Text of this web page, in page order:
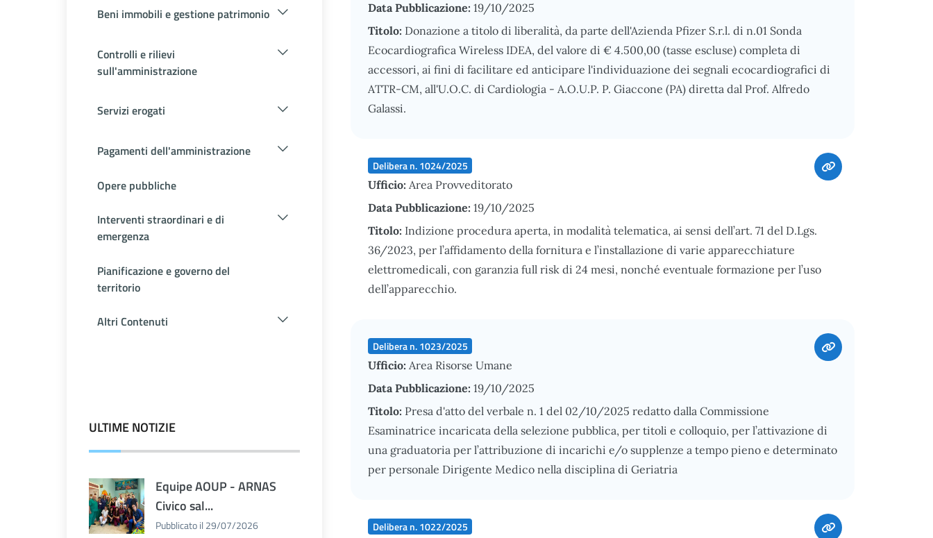
Beni immobili e gestione patrimonio
Controlli e rilievi
sull'amministrazione
Servizi erogati
Pagamenti dell'amministrazione
Opere pubbliche
Interventi straordinari e di
emergenza
Pianificazione e governo del
territorio
Altri Contenuti
ULTIME NOTIZIE
Equipe AOUP - ARNAS
Civico sal...
Pubblicato il 29/07/2026
Data Pubblicazione: 19/10/2025
Titolo: Donazione a titolo di liberalità, da parte dell'Azienda Pfizer S.r.l. di n.01 Sonda
Ecocardiografica Wireless IDEA, del valore di € 4.500,00 (tasse escluse) completa di
accessori, ai fini di facilitare ed anticipare l'individuazione dei segnali ecocardiografici di
ATTR-CM, all'U.O.C. di Cardiologia - A.O.U.P. P. Giaccone (PA) diretta dal Prof. Alfredo
Galassi.
Delibera n. 1024/2025
Ufficio: Area Provveditorato
Data Pubblicazione: 19/10/2025
Titolo: Indizione procedura aperta, in modalità telematica, ai sensi dell’art. 71 del D.Lgs.
36/2023, per l’affidamento della fornitura e l’installazione di varie apparecchiature
elettromedicali, con garanzia full risk di 24 mesi, nonché eventuale formazione per l’uso
dell’apparecchio.
Delibera n. 1023/2025
Ufficio: Area Risorse Umane
Data Pubblicazione: 19/10/2025
Titolo: Presa d'atto del verbale n. 1 del 02/10/2025 redatto dalla Commissione
Esaminatrice incaricata della selezione pubblica, per titoli e colloquio, per l’attivazione di
una graduatoria per l’attribuzione di incarichi e/o supplenze a tempo pieno e determinato
per personale Dirigente Medico nella disciplina di Geriatria
Delibera n. 1022/2025